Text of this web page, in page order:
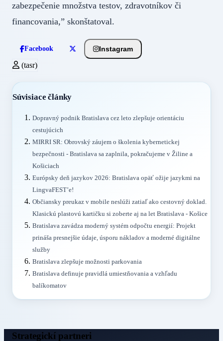
zabezpečenie množstva testov, zdravotníkov či
financovania,” skonštatoval.
Facebook Instagram
(tasr)
Súvisiace články
Dopravný podnik Bratislava cez leto zlepšuje orientáciu
cestujúcich
MIRRI SR: Obrovský záujem o školenia kybernetickej
bezpečnosti - Bratislava sa zaplnila, pokračujeme v Žiline a
Košiciach
Európsky deň jazykov 2026: Bratislava opäť ožije jazykmi na
LingvaFEST’e!
Občiansky preukaz v mobile neslúži zatiaľ ako cestovný doklad.
Klasickú plastovú kartičku si zoberte aj na let Bratislava - Košice
Bratislava zavádza moderný systém odpočtu energií: Projekt
prináša presnejšie údaje, úsporu nákladov a moderné digitálne
služby
Bratislava zlepšuje možnosti parkovania
Bratislava definuje pravidlá umiestňovania a vzhľadu
balíkomatov
Strategickí partneri